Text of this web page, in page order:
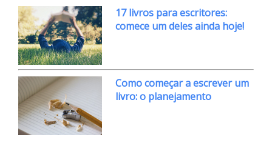
17 livros para escritores:
comece um deles ainda hoje!
Como começar a escrever um
livro: o planejamento